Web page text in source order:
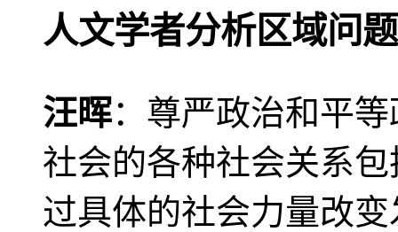
人文学者分析区域问题
汪晖：尊严政治和平
社会的各种社会关系
过具体的社会力量改